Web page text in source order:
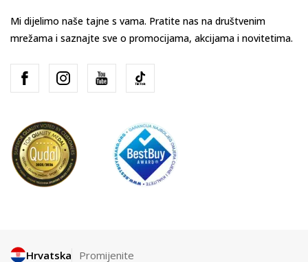
Mi dijelimo naše tajne s vama. Pratite nas na društvenim
mrežama i saznajte sve o promocijama, akcijama i novitetima.
Hrvatska Promijenite